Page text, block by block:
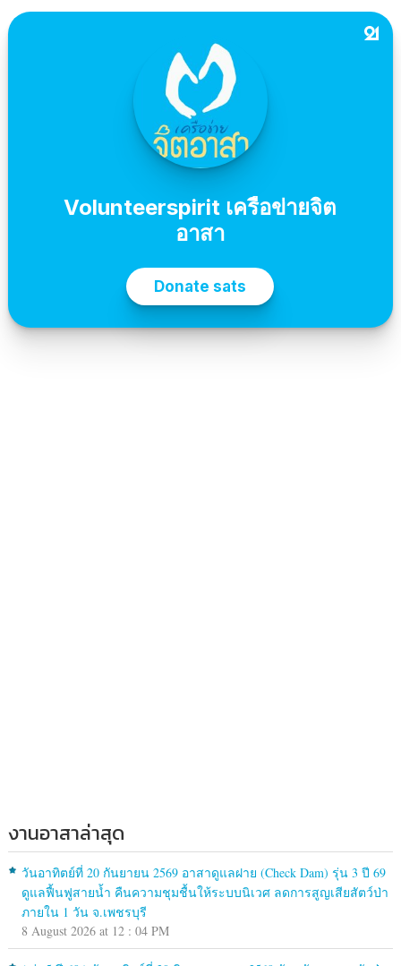
งานอาสาล่าสุด
วันอาทิตย์ที่ 20 กันยายน 2569 อาสาดูแลฝาย (Check Dam) รุ่น 3 ปี 69
ดูแลฟื้นฟูสายน้ำ คืนความชุมชื้นให้ระบบนิเวศ ลดการสูญเสียสัตว์ป่า
ภายใน 1 วัน จ.เพชรบุรี
8 August 2026 at 12 : 04 PM